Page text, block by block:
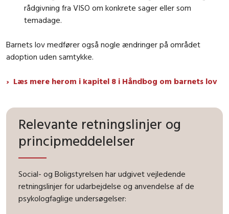
rådgivning fra VISO om konkrete sager eller som
temadage.
Barnets lov medfører også nogle ændringer på området
adoption uden samtykke.
Læs mere herom i kapitel 8 i Håndbog om barnets lov
Relevante retningslinjer og
principmeddelelser
Social- og Boligstyrelsen har udgivet vejledende
retningslinjer for udarbejdelse og anvendelse af de
psykologfaglige undersøgelser: